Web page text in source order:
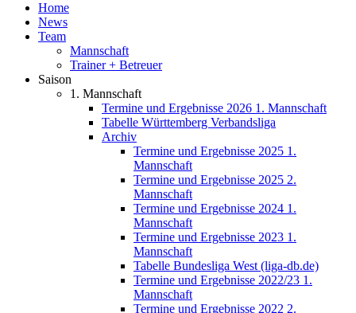
Home
News
Team
Mannschaft
Trainer + Betreuer
Saison
1. Mannschaft
Termine und Ergebnisse 2026 1. Mannschaft
Tabelle Württemberg Verbandsliga
Archiv
Termine und Ergebnisse 2025 1.
Mannschaft
Termine und Ergebnisse 2025 2.
Mannschaft
Termine und Ergebnisse 2024 1.
Mannschaft
Termine und Ergebnisse 2023 1.
Mannschaft
Tabelle Bundesliga West (liga-db.de)
Termine und Ergebnisse 2022/23 1.
Mannschaft
Termine und Ergebnisse 2022 2.